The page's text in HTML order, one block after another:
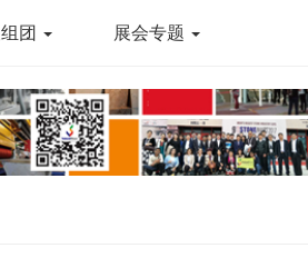
团 展会专题